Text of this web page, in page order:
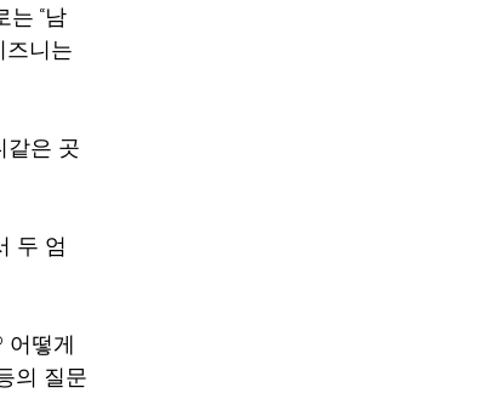
“남
즈니는
같은 곳
두 엄
어떻게
의 질문